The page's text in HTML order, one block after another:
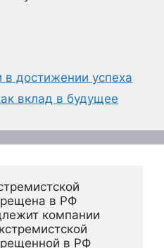
в достижении успеха
вклад в будущее
в РФ
компании
в РФ